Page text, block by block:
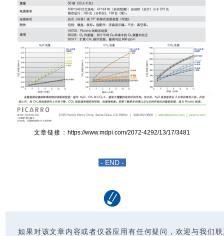
文章链接：https://www.mdpi.com/2072-4292/13/17/3481
- END -
如果对该文章内容或者仪器应用有任何疑问，欢迎与我们